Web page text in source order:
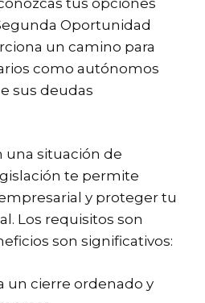
Oportunidad
un camino para
como autónomos
sus deudas
una situación de
te permite
y proteger tu
Los requisitos son
son significativos:
un cierre ordenado y